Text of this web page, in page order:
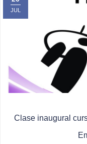
JUL
Clase inaugural